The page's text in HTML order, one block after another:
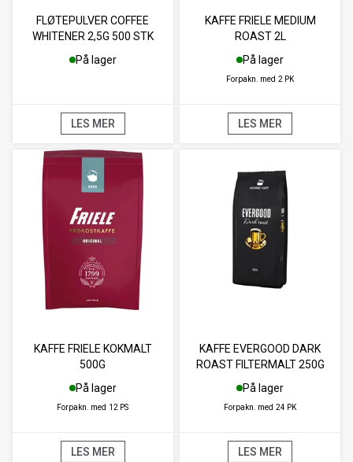
FLØTEPULVER COFFEE
WHITENER 2,5G 500 STK
På lager
LES MER
KAFFE FRIELE MEDIUM
ROAST 2L
På lager
Forpakn. med 2 PK
LES MER
KAFFE FRIELE KOKMALT
500G
På lager
Forpakn. med 12 PS
LES MER
KAFFE EVERGOOD DARK
ROAST FILTERMALT 250G
På lager
Forpakn. med 24 PK
LES MER